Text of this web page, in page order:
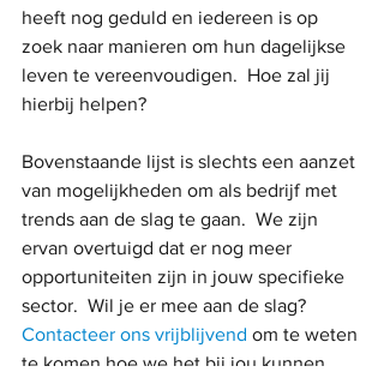
heeft nog geduld en iedereen is op
zoek naar manieren om hun dagelijkse
leven te vereenvoudigen.  Hoe zal jij
hierbij helpen?
Bovenstaande lijst is slechts een aanzet
van mogelijkheden om als bedrijf met
trends aan de slag te gaan.  We zijn
ervan overtuigd dat er nog meer
opportuniteiten zijn in jouw specifieke
sector.  Wil je er mee aan de slag?
Contacteer ons vrijblijvend om te weten
te komen hoe we het bij jou kunnen